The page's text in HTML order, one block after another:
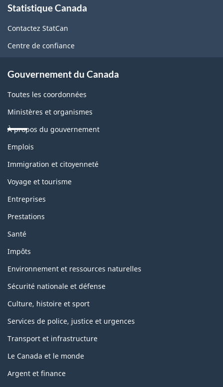
propos
de
ce
Statistique Canada
Contactez StatCan
Centre de confiance
Gouvernement du Canada
Toutes les coordonnées
Ministères et organismes
À propos du gouvernement
Thèmes
sujets
Emplois
Immigration et citoyenneté
Voyage et tourisme
Entreprises
Prestations
Santé
Impôts
Environnement et ressources naturelles
Sécurité nationale et défense
Culture, histoire et sport
Services de police, justice et urgences
Transport et infrastructure
Le Canada et le monde
Argent et finance